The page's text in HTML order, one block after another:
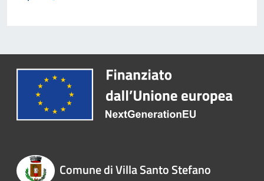
Comune di Villa Santo Stefano